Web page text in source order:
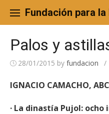
content
Fundación para
Palos y
28/01/2015 by fundacion /
IGNACIO CAMACHO,
· La dinastía Pujol: